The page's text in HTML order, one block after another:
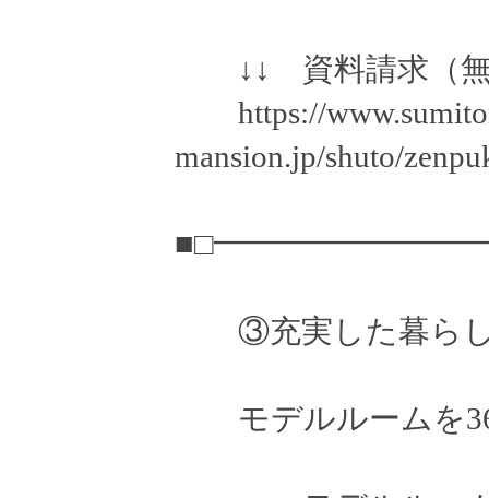
↓↓ 資料請求（無
https://
mansion.jp/shuto/
③充実した暮らし
モデルルームを